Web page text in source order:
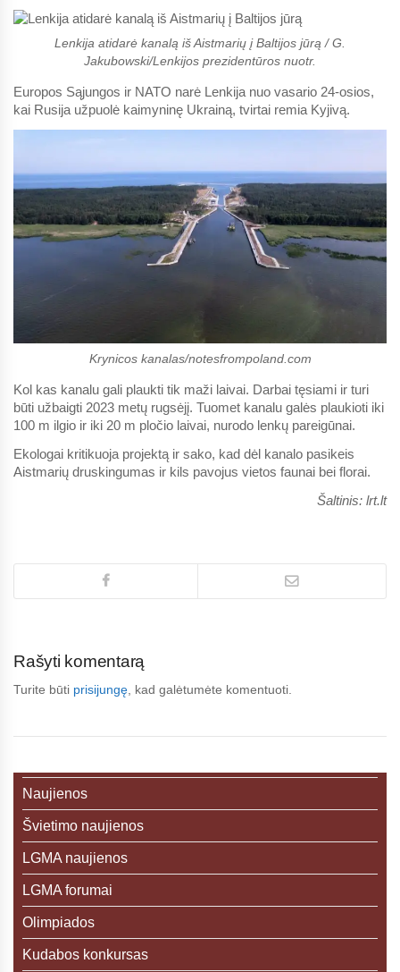
Lenkija atidarė kanalą iš Aistmarių į Baltijos jūrą / G.
Jakubowski/Lenkijos prezidentūros nuotr.
Europos Sąjungos ir NATO narė Lenkija nuo vasario 24-osios,
kai Rusija užpuolė kaimyninę Ukrainą, tvirtai remia Kyjivą.
Krynicos kanalas/notesfrompoland.com
Kol kas kanalu gali plaukti tik maži laivai. Darbai tęsiami ir turi
būti užbaigti 2023 metų rugsėjį. Tuomet kanalu galės plaukioti iki
100 m ilgio ir iki 20 m pločio laivai, nurodo lenkų pareigūnai.
Ekologai kritikuoja projektą ir sako, kad dėl kanalo pasikeis
Aistmarių druskingumas ir kils pavojus vietos faunai bei florai.
Šaltinis: lrt.lt
Rašyti komentarą
Turite būti prisijungę , kad galėtumėte komentuoti.
Naujienos
Švietimo naujienos
LGMA naujienos
LGMA forumai
Olimpiados
Kudabos konkursas